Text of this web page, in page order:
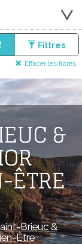
Filtres
Effacer les filtres
&
ÊTRE
Brieuc &
Être